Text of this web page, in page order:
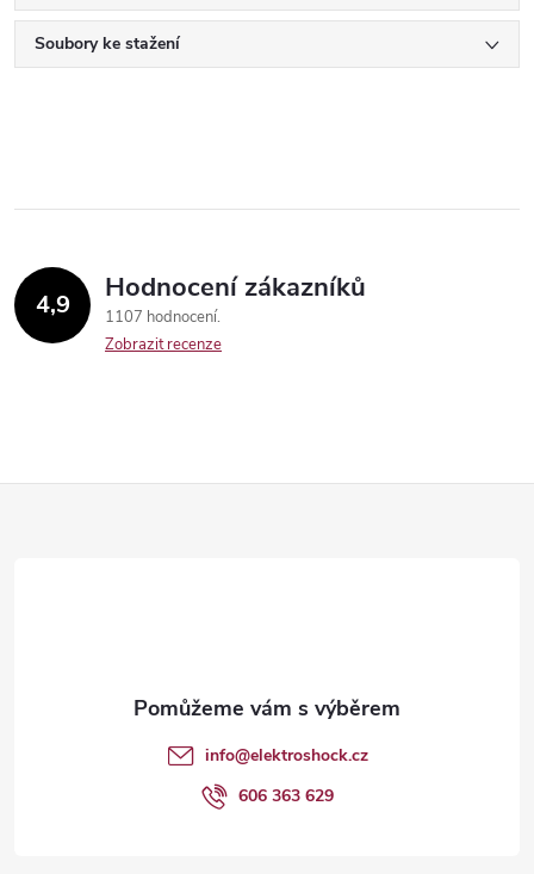
Soubory ke stažení
4,9 Hodnocení zákazníků
1107 hodnocení
Zobrazit recenze
info@elektroshock.cz
606 363 629